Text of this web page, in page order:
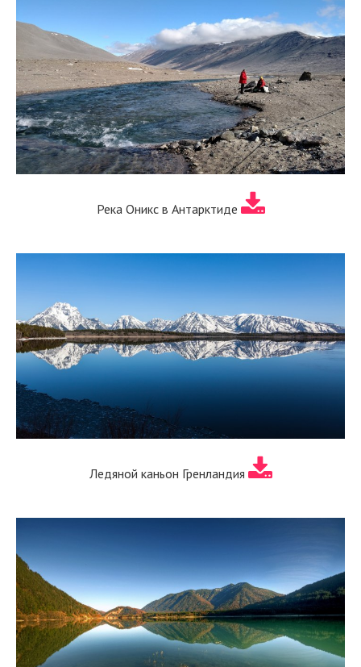
Река Оникс в Антарктиде
Ледяной каньон Гренландия